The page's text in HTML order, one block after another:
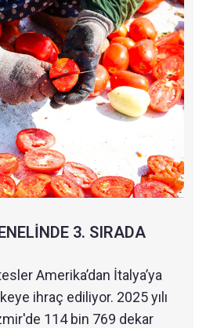
3. SIRADA
Amerika’dan İtalya’ya
ihraç ediliyor. 2025 yılı
114 bin 769 dekar